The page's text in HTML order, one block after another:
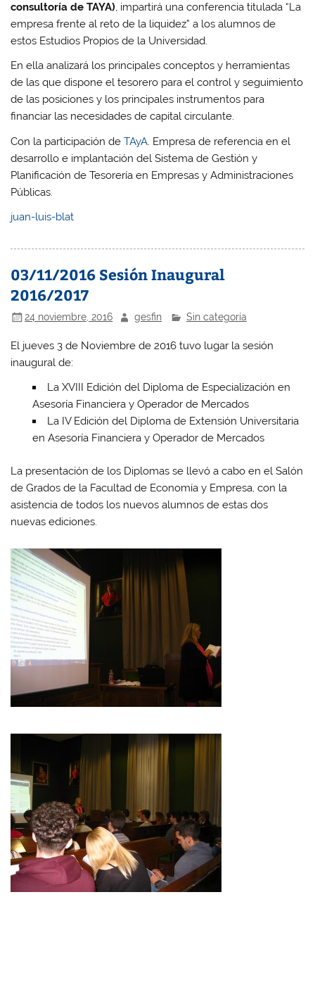
consultoría de TAYA), impartirá una conferencia titulada “La
empresa frente al reto de la liquidez” a los alumnos de
estos Estudios Propios de la Universidad.
En ella analizará los principales conceptos y herramientas
de las que dispone el tesorero para el control y seguimiento
de las posiciones y los principales instrumentos para
financiar las necesidades de capital circulante.
Con la participación deTAyA. Empresa de referencia en el
desarrollo e implantación del Sistema de Gestión y
Planificación de Tesorería en Empresas y Administraciones
Públicas.
juan-luis-blat
03/11/2016 Sesión Inaugural
2016/2017
24 noviembre, 2016 gesfin Sin categoría
El jueves 3 de Noviembre de 2016 tuvo lugar la sesión
inaugural de:
La XVIII Edición del Diploma de Especialización en
Asesoría Financiera y Operador de Mercados
La IV Edición del Diploma de Extensión Universitaria
en Asesoría Financiera y Operador de Mercados
La presentación de los Diplomas se llevó a cabo en el Salón
de Grados de la Facultad de Economía y Empresa, con la
asistencia de todos los nuevos alumnos de estas dos
nuevas ediciones.